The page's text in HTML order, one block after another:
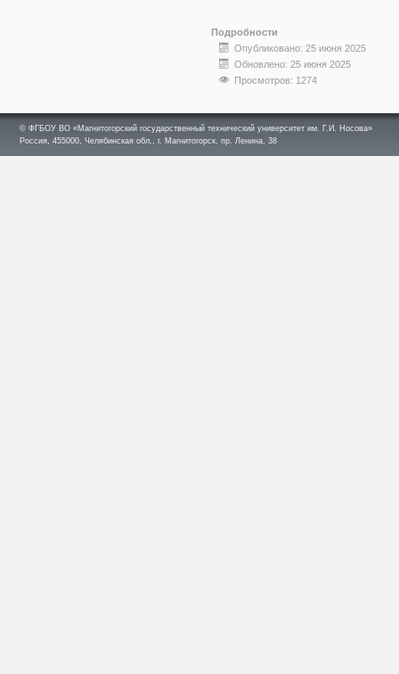
Подробности
Опубликовано: 25 июня 2025
Обновлено: 25 июня 2025
Просмотров: 1274
© ФГБОУ ВО «Магнитогорский государственный технический университет им. Г.И. Носова»
Россия, 455000, Челябинская обл., г. Магнитогорск, пр. Ленина, 38